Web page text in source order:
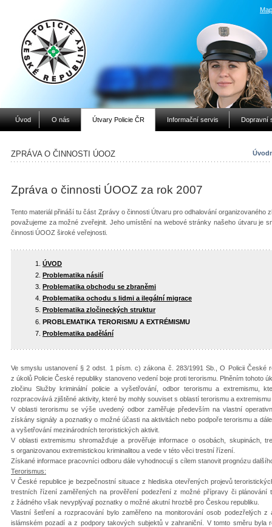
Úvod O nás Útvary Policie ČR Informační servis Dopravní
ZPRÁVA O ČINNOSTI ÚOOZ
Zpráva o činnosti ÚOOZ za rok 2007
Tento materiál přináší tu část Zprávy o činnosti Útvaru pro odhalování organizovaného
považujeme za možné zveřejnit. Jeho umístění na webové stránky našeho útvaru je
činnosti ÚOOZ široké veřejnosti.
ÚVOD
Problematika násilí
Problematika obchodu se zbraněmi
Problematika ochodu s lidmi a ilegální migrace
Problematika zločineckých struktur
PROBLEMATIKA TERORISMU A EXTRÉMISMU
Problematika padělání
Ve smyslu ustanovení § 2 odst. 1 písm. c) zákona č. 283/1991 Sb., O Policii České
z úkolů Policie České republiky stanoveno vedení boje proti terorismu. Plněním tohoto
zločinu Služby kriminální policie a vyšetřování, odbor terorismu a extremismu,
rozpracovává zjištěné aktivity, které by mohly souviset s oblastí terorismu a
V oblasti terorismu se výše uvedený odbor zaměřuje především na vlastní
získány signály a poznatky o možné účasti na aktivitách nebo podpoře terorismu a
a vyšetřování mezinárodních teroristických aktivit.
V oblasti extremismu shromažďuje a prověřuje informace o osobách, skupinách,
s organizovanou extremistickou kriminalitou a vede v této věci trestní řízení.
Získané informace pracovníci odboru dále vyhodnocují s cílem stanovit prognózu
Terorismus:
V České republice je bezpečnostní situace z hlediska otevřených projevů
trestních řízení zaměřených na prověření podezření z možné přípravy či
z žádného však nevyplývají poznatky o možné akutní hrozbě pro Českou republiku.
Vlastní šetření a rozpracování bylo zaměřeno na monitorování osob podezřelých
islámském pozadí a z podpory takových subjektů v zahraniční. V tomto směru byla